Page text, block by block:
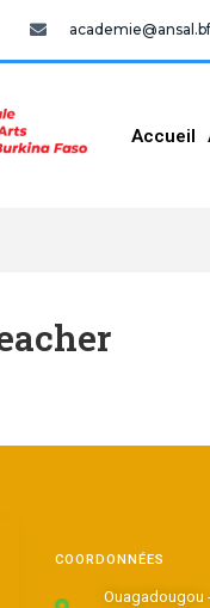
academie@ansal.bf
Accueil
COORDONNÉES
Ouagadougou